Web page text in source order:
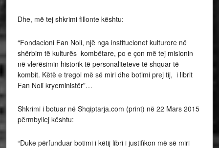
Dhe, më tej shkrimi fillonte kështu:
“Fondacioni Fan Noli, një nga institucionet kulturore në
shërbim të kulturës kombëtare, po e çon më tej misionin
në vlerësimin historik të personaliteteve të shquar të
kombit. Këtë e tregoi më së miri dhe botimi prej tij, i librit
Fan Noli kryeministër”…
Shkrimi i botuar në Shqiptarja.com (print) në 22 Mars 2015
përmbyllej kështu:
“Duke përfunduar botimi i këtij libri i justifikon më së miri